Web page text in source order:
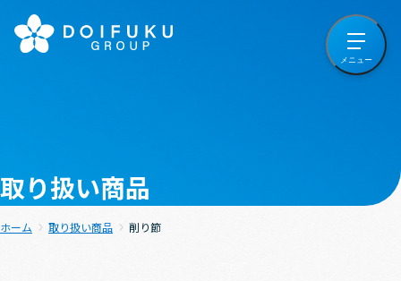
取り扱い商品
ホーム 取り扱い商品 削り節